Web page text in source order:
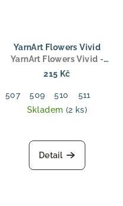
Hnědá Tmavě modrá
YarnArt Flowers Vivid
YarnArt Flowers Vivid -
Gradientní bavlněná příze
215 Kč
507 509 510
511
Skladem (2 ks)
Detail